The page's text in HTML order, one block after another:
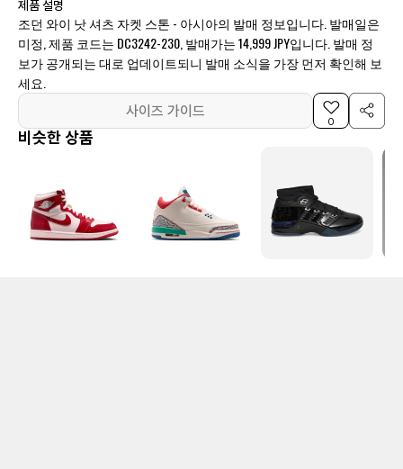
제품 설명
조던 와이 낫 셔츠 자켓 스톤 - 아시아의 발매 정보입니다. 발매일은
미정, 제품 코드는 DC3242-230, 발매가는 14,999 JPY입니다. 발매 정
보가 공개되는 대로 업데이트되니 발매 소식을 가장 먼저 확인해 보
세요.
사이즈 가이드
0
비슷한 상품